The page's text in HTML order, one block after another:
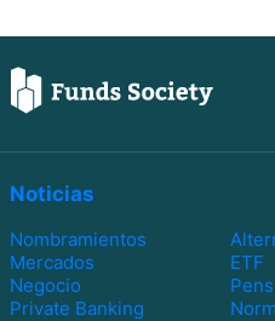
Noticias
Nombramientos
Mercados
ETF
Negocio
Private Banking